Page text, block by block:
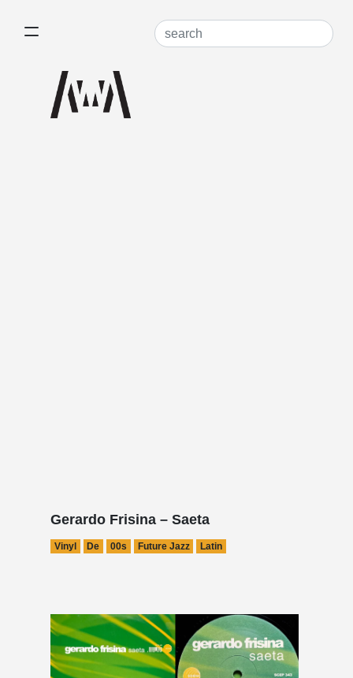
Gerardo Frisina – Saeta
Vinyl De 00s Future Jazz Latin